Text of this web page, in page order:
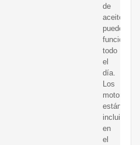
de
aceite
pueden
funcionar
todo
el
día.
Los
motores
están
incluidos
en
el